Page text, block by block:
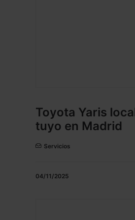
Toyota Yaris
tuyo en Madrid
Servicios
04/11/2025